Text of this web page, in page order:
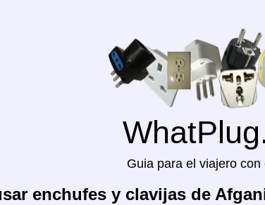
Guia para el viajero con
enchufes y clavijas de